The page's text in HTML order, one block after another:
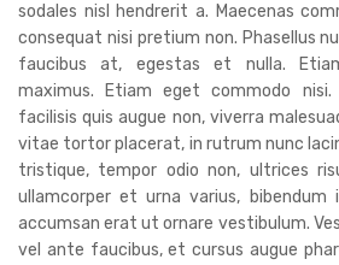
sodales nisl hendrerit a. Maecenas
consequat nisi pretium non. Phasellus
faucibus at, egestas et nulla.
maximus. Etiam eget commodo
facilisis quis augue non, viverra
vitae tortor placerat, in rutrum nunc
tristique, tempor odio non, ultrices
ullamcorper et urna varius, bibendum
accumsan erat ut ornare vestibulum.
vel ante faucibus, et cursus augue